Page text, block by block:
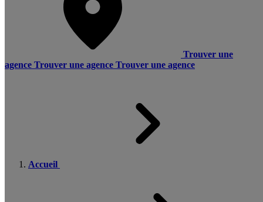
Trouver une
agence Trouver une agence Trouver une agence
Accueil